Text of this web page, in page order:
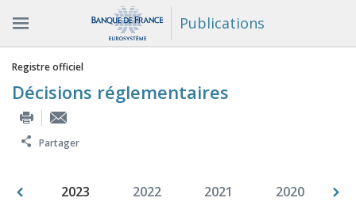
Publications
Vous êtes ici
Registre officiel
Décisions réglementaires
Partager
2023 2022 2021 2020